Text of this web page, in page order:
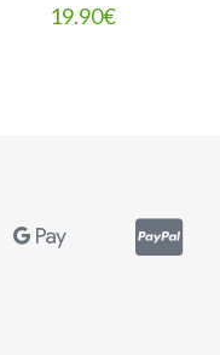
19.90€